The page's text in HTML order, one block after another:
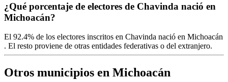
¿Qué porcentaje de electores de Chavinda nació en
Michoacán?
El 92.4% de los electores inscritos en Chavinda nació en Michoacán
. El resto proviene de otras entidades federativas o del extranjero.
Otros municipios en Michoacán